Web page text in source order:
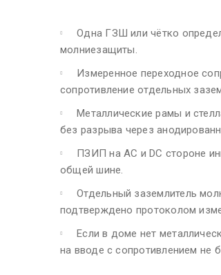
Одна ГЗШ или чётко
молниезащиты.
Измеренное переходное
сопротивление отдельных
Металлические рамы и
без разрыва через
ПЗИП на AC и DC стороне
общей шине.
Отдельный заземлитель
подтверждено протоколом
Если в доме нет
на вводе с сопротивлением не